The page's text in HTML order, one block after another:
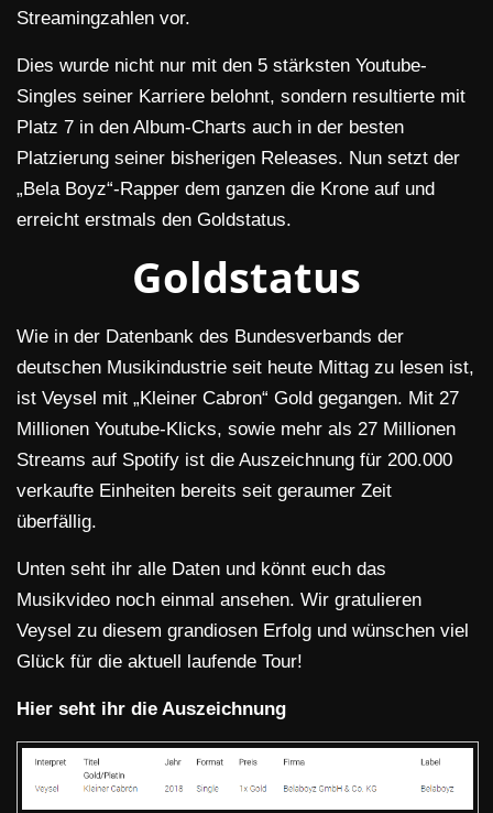
Streamingzahlen vor.
Dies wurde nicht nur mit den 5 stärksten Youtube-
Singles seiner Karriere belohnt, sondern resultierte mit
Platz 7 in den Album-Charts auch in der besten
Platzierung seiner bisherigen Releases. Nun setzt der
„Bela Boyz“-Rapper dem ganzen die Krone auf und
erreicht erstmals den Goldstatus.
Goldstatus
Wie in der Datenbank des Bundesverbands der
deutschen Musikindustrie seit heute Mittag zu lesen ist,
ist Veysel mit „Kleiner Cabron“ Gold gegangen. Mit 27
Millionen Youtube-Klicks, sowie mehr als 27 Millionen
Streams auf Spotify ist die Auszeichnung für 200.000
verkaufte Einheiten bereits seit geraumer Zeit
überfällig.
Unten seht ihr alle Daten und könnt euch das
Musikvideo noch einmal ansehen. Wir gratulieren
Veysel zu diesem grandiosen Erfolg und wünschen viel
Glück für die aktuell laufende Tour!
Hier seht ihr die Auszeichnung